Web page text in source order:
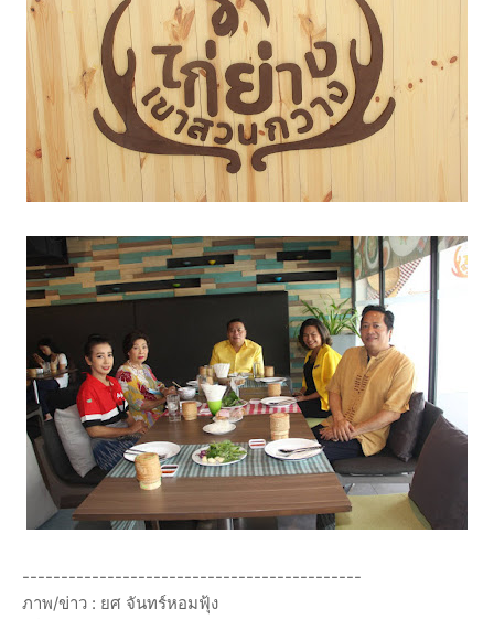
--------------------------------------------
ภาพ/ข่าว : ยศ จันทร์หอมฟุ้ง